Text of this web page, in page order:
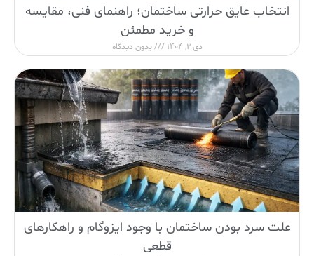
انتخاب عایق حرارتی ساختمان؛ راهنمای فنی، مقایسه
و خرید مطمئن
دی 2, 1404 بدون دیدگاه
علت سرد بودن ساختمان با وجود ایزوگام و راهکارهای
قطعی